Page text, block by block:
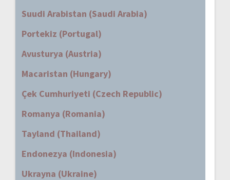
Suudi Arabistan (Saudi Arabia)
Portekiz (Portugal)
Avusturya (Austria)
Macaristan (Hungary)
Çek Cumhuriyeti (Czech Republic)
Romanya (Romania)
Tayland (Thailand)
Endonezya (Indonesia)
Ukrayna (Ukraine)